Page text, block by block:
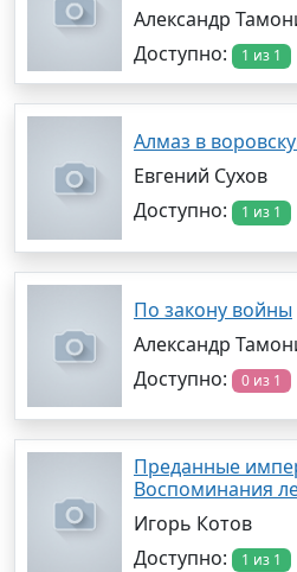
Александр
Доступно:
1 из 1
Алмаз в
Евгений Сухов
Доступно:
1 из 1
По закону войны
Александр
Доступно:
0 из 1
Преданные
Воспоминания
Игорь Котов
Доступно:
1 из 1